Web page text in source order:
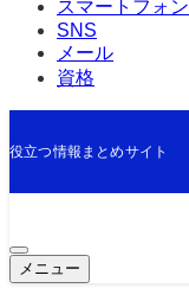
スマートフォン
SNS
メール
資格
役立つ情報まとめサイト
メニュー